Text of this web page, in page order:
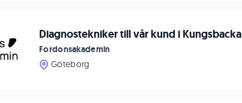
Diagnostekniker till vår kund i Kungsbacka
Fordonsakademin
Göteborg